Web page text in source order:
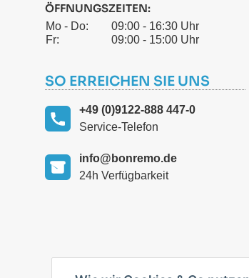
ÖFFNUNGSZEITEN:
Mo - Do:
09:00 - 16:30 Uhr
Fr:
09:00 - 15:00 Uhr
SO ERREICHEN SIE UNS
+49 (0)9122-888 447-0
Service-Telefon
info@bonremo.de
24h Verfügbarkeit